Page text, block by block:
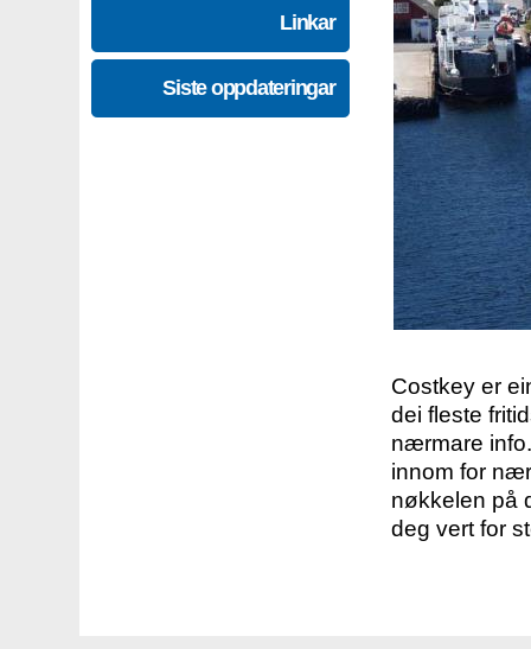
Linkar
Siste oppdateringar
Costkey er
dei fleste
nærmare
innom for
nøkkelen på
deg vert for